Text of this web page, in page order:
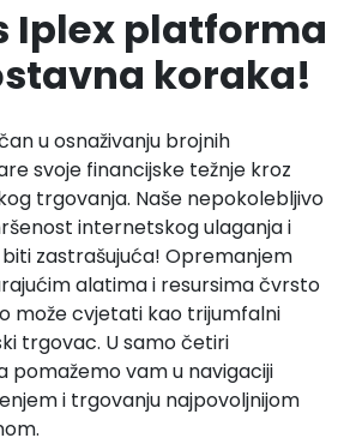
Iplex platforma
koraka!
u osnaživanju brojnih
svoje financijske težnje kroz
trgovanja. Naše nepokolebljivo
internetskog ulaganja i
zastrašujuća! Opremanjem
alatima i resursima čvrsto
može cvjetati kao trijumfalni
trgovac. U samo četiri
pomažemo vam u navigaciji
i trgovanju najpovoljnijom